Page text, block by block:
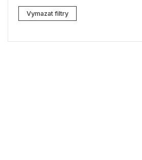
Lacoste
Vymazat filtry